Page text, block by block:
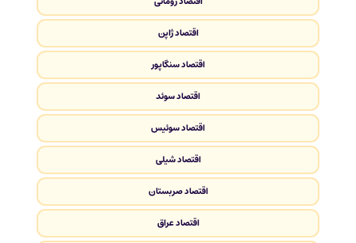
اقتصاد ژاپن
اقتصاد سنگاپور
اقتصاد سوئد
اقتصاد سوئیس
اقتصاد شیلی
اقتصاد صربستان
اقتصاد عراق